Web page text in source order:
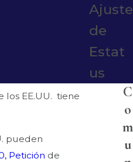
años
más)
edad)
los EE.UU.
los EE.UU. tiene
pueden
Petición de
Ajuste
de
Estat
us
C
o
m
u